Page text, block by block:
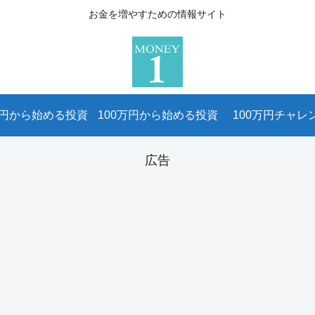
お金を増やすための情報サイト
から始める投資 100万円から始める投資 100万円チャレ
広告